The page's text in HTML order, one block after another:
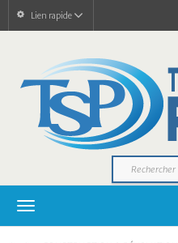
Lien rapide
Navigation